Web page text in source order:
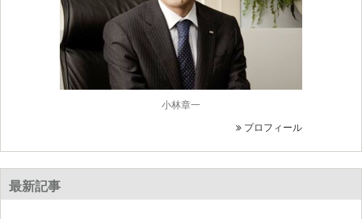
小林章一
プロフィール
最新記事